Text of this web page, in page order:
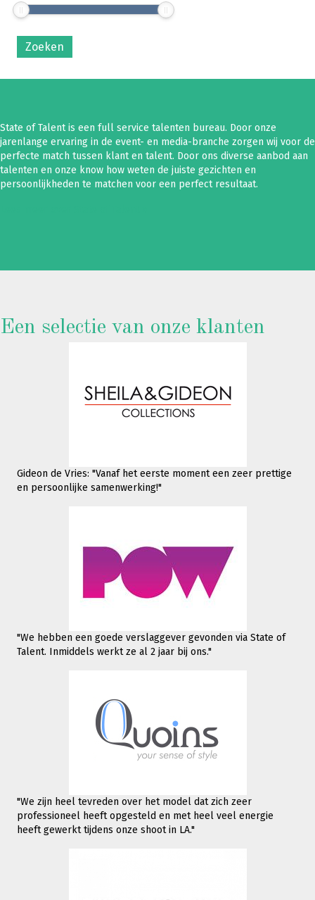
State of Talent is een full service talenten bureau. Door onze
jarenlange ervaring in de event- en media-branche zorgen wij voor de
perfecte match tussen klant en talent. Door ons diverse aanbod aan
talenten en onze know how weten de juiste gezichten en
persoonlijkheden te matchen voor een perfect resultaat.
Een selectie van onze klanten
Gideon de Vries: "Vanaf het eerste moment een zeer prettige
en persoonlijke samenwerking!"
"We hebben een goede verslaggever gevonden via State of
Talent. Inmiddels werktze al 2 jaar bij ons."
"We zijn heel tevreden over het model dat zich zeer
professioneel heeft opgesteld en met heel veel energie
heeft gewerkt tijdens onze shoot in LA."